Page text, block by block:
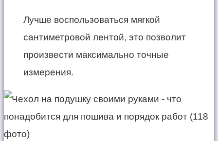
Лучше воспользоваться мягкой
сантиметровой лентой, это позволит
произвести максимально точные
измерения.